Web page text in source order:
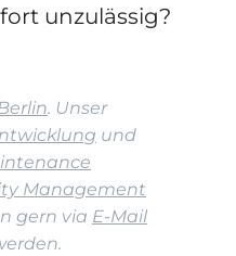
unzulässig?
. Unser
und
Management
gern via E-Mail